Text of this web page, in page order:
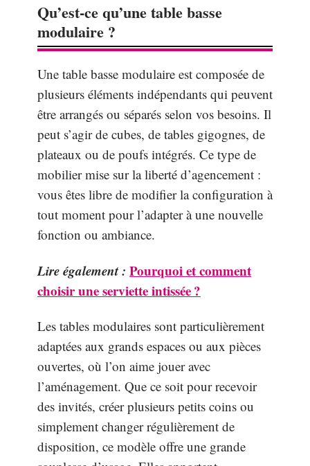
Qu’est-ce qu’une table basse
modulaire ?
Une table basse modulaire est composée de
plusieurs éléments indépendants qui peuvent
être arrangés ou séparés selon vos besoins. Il
peut s’agir de cubes, de tables gigognes, de
plateaux ou de poufs intégrés. Ce type de
mobilier mise sur la liberté d’agencement :
vous êtes libre de modifier la configuration à
tout moment pour l’adapter à une nouvelle
fonction ou ambiance.
Lire également : Pourquoi et comment
choisir une serviette intissée ?
Les tables modulaires sont particulièrement
adaptées aux grands espaces ou aux pièces
ouvertes, où l’on aime jouer avec
l’aménagement. Que ce soit pour recevoir
des invités, créer plusieurs petits coins ou
simplement changer régulièrement de
disposition, ce modèle offre une grande